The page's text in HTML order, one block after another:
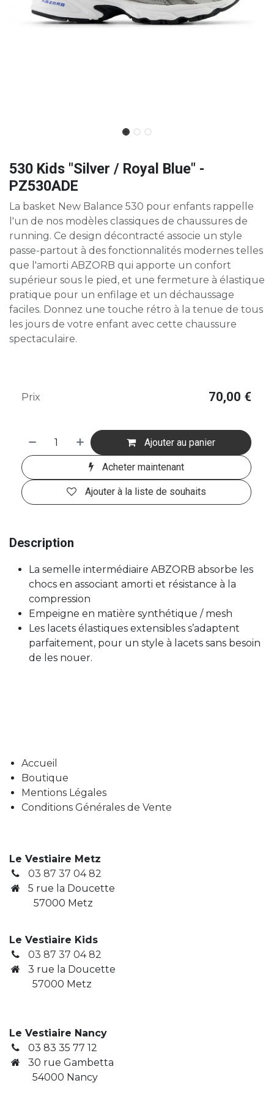
530 Kids "Silver / Royal Blue" -
PZ530ADE
La basket New Balance 530 pour enfants rappelle
l'un de nos modèles classiques de chaussures de
running. Ce design décontracté associe un style
passe-partout à des fonctionnalités modernes telles
que l'amorti ABZORB qui apporte un confort
supérieur sous le pied, et une fermeture à élastique
pratique pour un enfilage et un déchaussage
faciles. Donnez une touche rétro à la tenue de tous
les jours de votre enfant avec cette chaussure
spectaculaire.
Ajouter au panier
Acheter maintenant
Ajouter à la liste de souhaits
Prix 70,00 €
Description
La semelle intermédiaire ABZORB absorbe les
chocs en associant amorti et résistance à la
compression
Empeigne en matière synthétique / mesh
Les lacets élastiques extensibles s’adaptent
parfaitement, pour un style à lacets sans besoin
de les nouer.
Accueil
Boutique
Mentions Légales
Conditions Générales de Vente
Le Vestiaire Metz
03 87 37 04 82
5 rue la Doucette
57000 Metz
Le Vestiaire Kids
03 87 37 04 82
3 rue la Doucette
​ 57000 Metz
Le Vestiaire Nancy
03 83 35 77 12
30 rue Gambetta
​ 54000 Nancy